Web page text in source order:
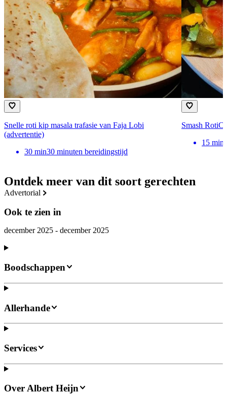
Ontdek meer van dit soort gerechten
advertorial
Ook te zien in
december 2025 - december 2025
Snelle roti kip masala trafasie van Faja Lobi
(advertentie)
30 min30 minuten bereidingstijd
Smash
15 min
Boodschappen
Allerhande
Services
Over Albert Heijn